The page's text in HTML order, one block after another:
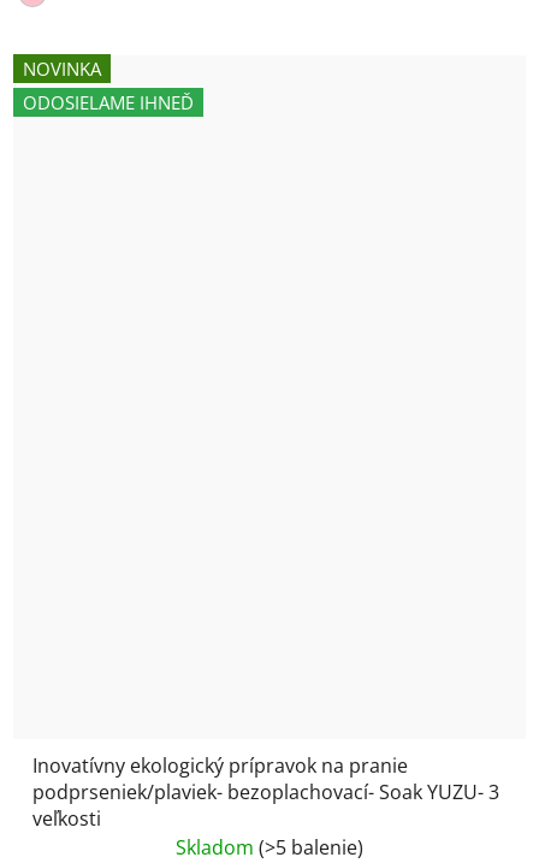
NOVINKA
ODOSIELAME IHNEĎ
Inovatívny ekologický prípravok na pranie
podprseniek/plaviek- bezoplachovací- Soak YUZU- 3
veľkosti
Skladom (>5 balenie)